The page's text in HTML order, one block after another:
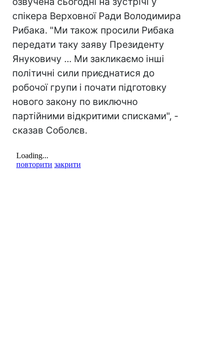
спікера Верховної Ради Володимира
Рибака. "Ми також просили Рибака
передати таку заяву Президенту
Януковичу ... Ми закликаємо інші
політичні сили приєднатися до
робочої групи і почати підготовку
нового закону по виключно
партійними відкритими списками", -
сказав Соболєв.